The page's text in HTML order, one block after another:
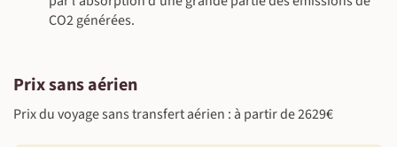
CO2 générées.
Prix sans aérien
Prix du voyage sans transfert aérien : à partir de 2629€